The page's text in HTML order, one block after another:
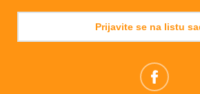
Prijavite se na listu